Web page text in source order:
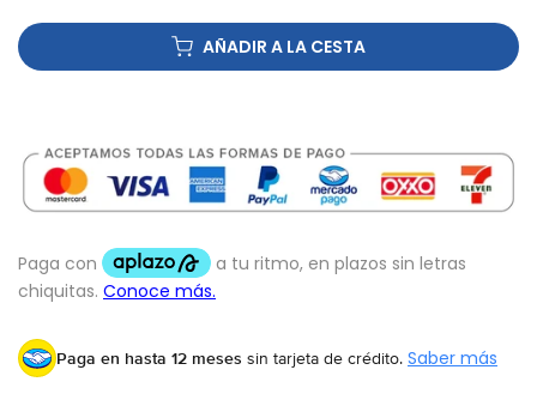
AÑADIR A LA CESTA
Paga en hasta 12 meses sin tarjeta de crédito. Saber más